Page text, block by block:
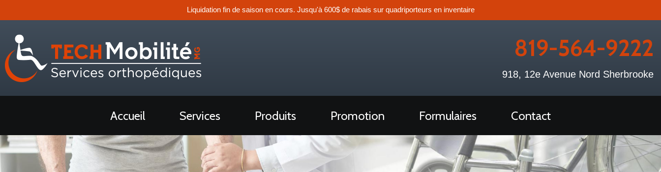
Liquidation fin de saison en cours. Jusqu'à 600$ de rabais sur quadriporteurs en inventaire
819-564-9222
918, 12e Avenue Nord Sherbrooke
Accueil Services Produits Promotion Formulaires Contact